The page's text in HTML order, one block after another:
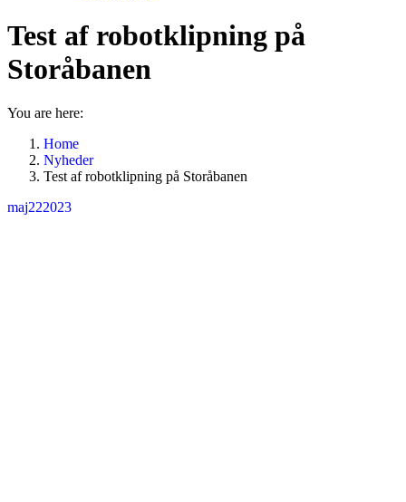
Test af robotklipning på
Storåbanen
You are here:
Home
Nyheder
Test af robotklipning på Storåbanen
maj222023